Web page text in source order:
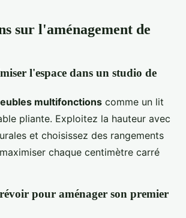
sur l'aménagement de
l'espace dans un studio de
multifonctions comme un lit
pliante. Exploitez la hauteur avec
et choisissez des rangements
chaque centimètre carré
pour aménager son premier